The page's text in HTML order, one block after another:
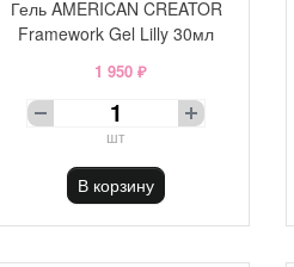
Гель AMERICAN CREATOR
Framework Gel Lilly 30мл
1 950 ₽
шт
В корзину